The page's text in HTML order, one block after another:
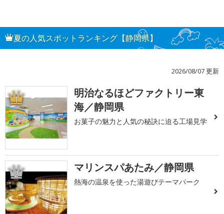
夏の人気スポットランキング【静岡県】
2026/08/07 更新
1
明治なるほどファクトリー東
海／静岡県
お菓子の魅力と人気の秘訣に迫る工場見学
2 マリンスパあたみ／静岡県
熱海の温泉を使った湯遊びテーマパーク